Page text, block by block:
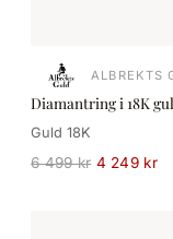
ALBREKTS
Diamantring i 18K
Guld 18K
6 499 kr 4 249 kr